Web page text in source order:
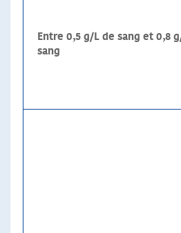
Entre 0,5 g/L de sang et 0,8
sang